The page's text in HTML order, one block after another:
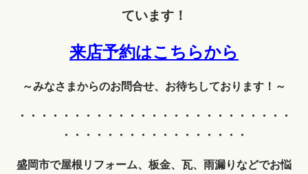
ています！
来店予約はこちらから
～みなさまからのお問合せ、お待ちしております！～
・・・・・・・・・・・・
・・・・・・・・・・・・・
・・・・・・・・・・・・・・・・・
盛岡市で屋根リフォーム、板金、瓦、雨漏りなどでお悩